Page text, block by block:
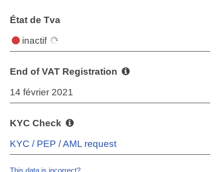
État de Tva
inactif
End of VAT Registration
14 février 2021
KYC Check
KYC / PEP / AML request
This data is incorrect?